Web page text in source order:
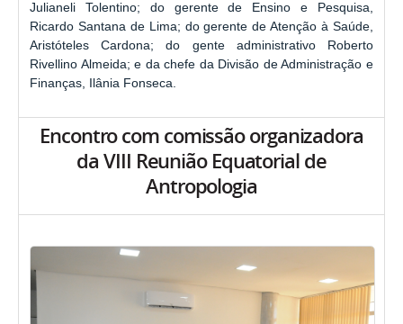
Julianeli Tolentino; do gerente de Ensino e Pesquisa,
Ricardo Santana de Lima; do gerente de Atenção à Saúde,
Aristóteles Cardona; do gente administrativo Roberto
Rivellino Almeida; e da chefe da Divisão de Administração e
Finanças, Ilânia Fonseca.
Encontro com comissão organizadora
da VIII Reunião Equatorial de
Antropologia